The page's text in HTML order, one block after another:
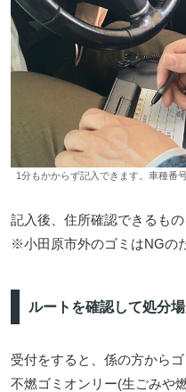
1分もかからず記入できます。車種番
記入後、住所確認できるもの
※小田原市外のゴミはNGの
ルートを確認して処分
受付をすると、係の方から
不燃ゴミオンリー(生ごみや